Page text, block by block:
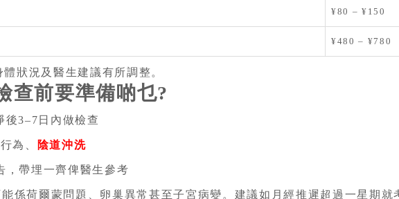
¥80 – ¥150
¥480 – ¥780
狀況及醫生建議有所調整。
查前要準備啲乜?
後3–7日內做檢查
為、 陰道沖洗
，帶埋一齊俾醫生參考
係荷爾蒙問題、卵巢異常甚至子宮病變。建議如月經推遲超過一星期